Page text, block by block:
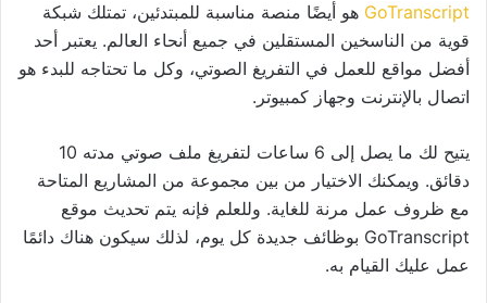
GoTranscript هو أيضًا منصة مناسبة للمبتدئين، تمتلك شبكة
قوية من الناسخين المستقلين في جميع أنحاء العالم. يعتبر أحد
أفضل مواقع للعمل في التفريغ الصوتي، وكل ما تحتاجه للبدء هو
اتصال بالإنترنت وجهاز كمبيوتر.
يتيح لك ما يصل إلى 6 ساعات لتفريغ ملف صوتي مدته 10
دقائق. ويمكنك الاختيار من بين مجموعة من المشاريع المتاحة
مع ظروف عمل مرنة للغاية. وللعلم فإنه يتم تحديث موقع
GoTranscript بوظائف جديدة كل يوم، لذلك سيكون هناك دائمًا
عمل عليك القيام به.